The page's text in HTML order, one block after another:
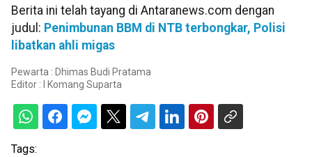
Berita ini telah tayang di Antaranews.com dengan
judul: Penimbunan BBM di NTB terbongkar, Polisi
libatkan ahli migas
Pewarta : Dhimas Budi Pratama
Editor :
I Komang Suparta
Tags: